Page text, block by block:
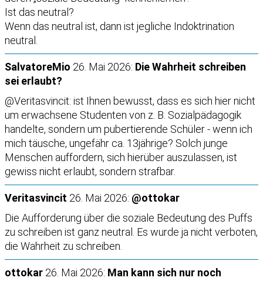
Ist das neutral?
Wenn das neutral ist, dann ist jegliche Indoktrination
neutral.
SalvatoreMio 26. Mai 2026: Die Wahrheit schreiben
sei erlaubt?
@Veritasvincit: ist Ihnen bewusst, dass es sich hier nicht
um erwachsene Studenten von z. B. Sozialpädagogik
handelte, sondern um pubertierende Schüler - wenn ich
mich täusche, ungefähr ca. 13jährige? Solch junge
Menschen auffordern, sich hierüber auszulassen, ist
gewiss nicht erlaubt, sondern strafbar.
Veritasvincit 26. Mai 2026: @ottokar
Die Aufforderung über die soziale Bedeutung des Puffs
zu schreiben ist ganz neutral. Es wurde ja nicht verboten,
die Wahrheit zu schreiben.
ottokar 26. Mai 2026: Man kann sich nur noch